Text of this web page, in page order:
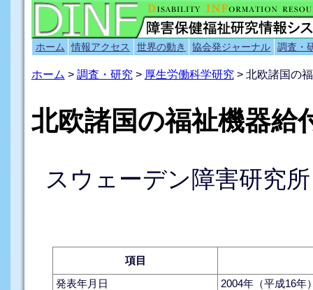
ホーム 情報アクセス 世界の動き 協会発ジャーナル 調査・
ホーム > 調査・研究 > 厚生労働科学研究 > 北欧諸国の
北欧諸国の福祉機器給
スウェーデン障害研究所
項目
発表年月日
2004年（平成16年